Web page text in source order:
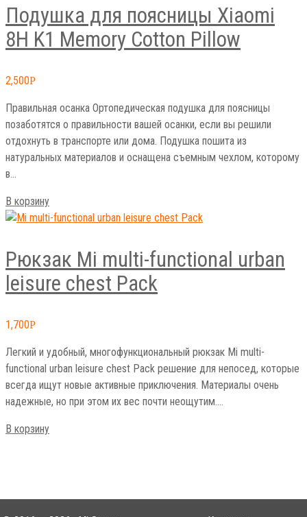
Подушка для поясницы Xiaomi
8H K1 Memory Cotton Pillow
2,500Р
Правильная осанка Ортопедическая подушка для поясницы
позаботятся о правильности вашей осанки, если вы решили
отдохнуть в транспорте или дома. Подушка пошита из
натуральных материалов и оснащена съемным чехлом, которому
в…
В корзину
Рюкзак Mi multi-functional urban
leisure chest Pack
1,700Р
Легкий и удобный, многофункциональный рюкзак Mi multi-
functional urban leisure chest Pack решение для непосед, которые
всегда ищут новые активные приключения. Материалы очень
надежные, но при этом их вес почти неощутим.…
В корзину